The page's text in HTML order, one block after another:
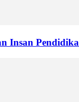
Insan